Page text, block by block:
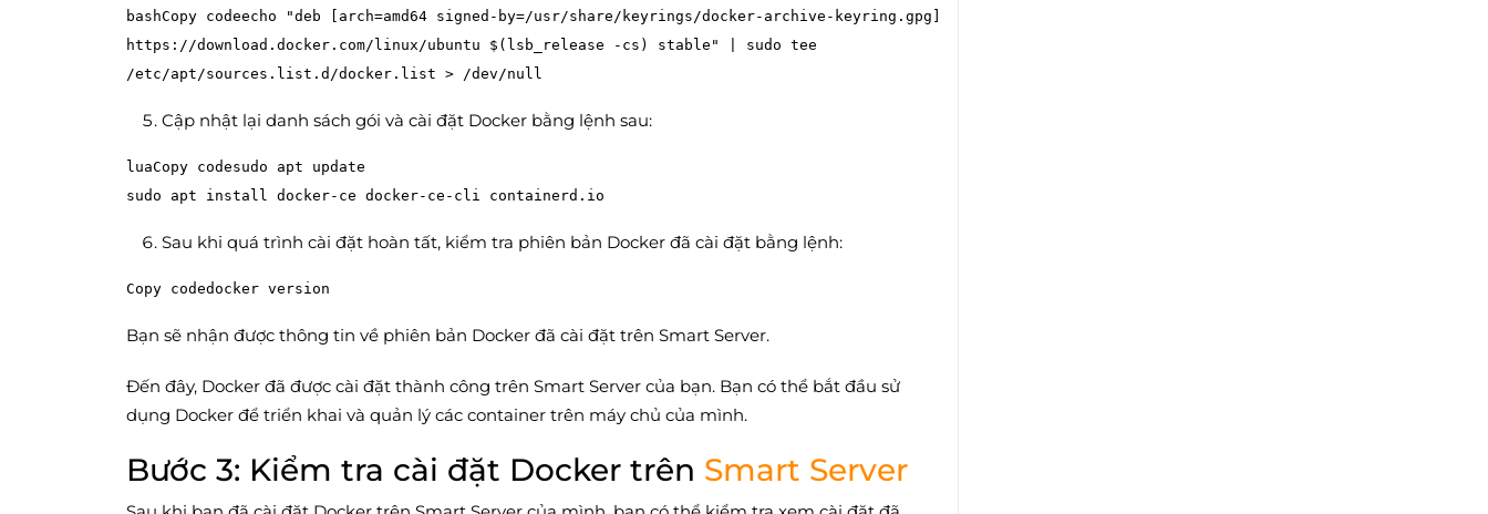
bashCopy codeecho "deb [arch=amd64 signed-by=/usr/share/keyrings/docker-archive-keyring.gpg]
https://download.docker.com/linux/ubuntu $(lsb_release -cs) stable" | sudo tee
Cập nhật lại danh sách gói và cài đặt Docker bằng lệnh sau:
luaCopy codesudo apt update
Sau khi quá trình cài đặt hoàn tất, kiểm tra phiên bản Docker đã cài đặt bằng lệnh:
Copy code
Bạn sẽ nhận được thông tin về phiên bản Docker đã cài đặt trên Smart Server.
Đến đây, Docker đã được cài đặt thành công trên Smart Server của bạn. Bạn có thể bắt đầu sử
dụng Docker để triển khai và quản lý các container trên máy chủ của mình.
Bước 3: Kiểm tra cài đặt Docker trên Smart Server